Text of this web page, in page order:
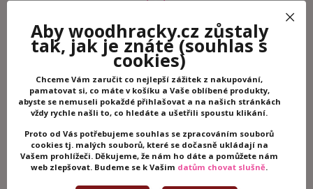
Doprava ZDARMA!
Objednejte za 2000,- a dopravu zaplatíme za Vás.
Všechno zboží máme skladem!
Odpovíme do 30 minut!
Aby woodhracky.cz zůstaly
tak, jak je znáte(souhlas s
cookies)
Chceme Vám zaručit co nejlepší zážitek z nakupování,
pamatovat si, co máte v košíku a Vaše oblíbené produkty,
abyste se nemuseli pokaždé přihlašovat a na našich stránkách
vždy rychle našli to, co hledáte a ušetřili spoustu klikání.
Proto od Vás potřebujeme souhlas se zpracováním souborů
cookies tj. malých souborů, které se dočasně ukládají na
Vašem prohlížeči. Děkujeme, že nám ho dáte a pomůžete nám
web zlepšovat. Budeme se k Vašim datům chovat slušně.